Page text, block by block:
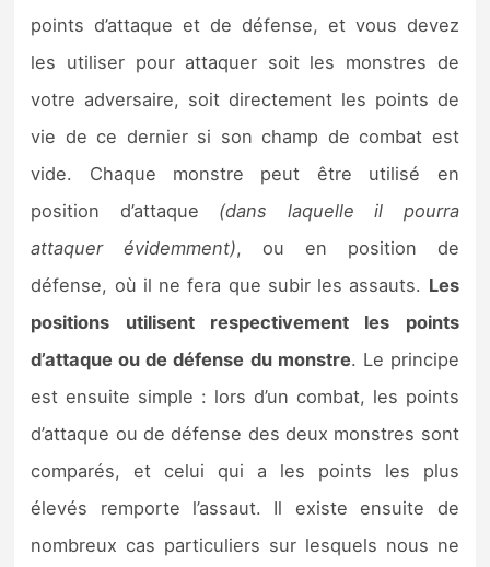
points d’attaque et de défense, et vous devez
les utiliser pour attaquer soit les monstres de
votre adversaire, soit directement les points de
vie de ce dernier si son champ de combat est
vide. Chaque monstre peut être utilisé en
position d’attaque (dans laquelle il pourra
attaquer évidemment), ou en position de
défense, où il ne fera que subir les assauts. Les
positions utilisent respectivement les points
d’attaque ou de défense du monstre. Le principe
est ensuite simple : lors d’un combat, les points
d’attaque ou de défense des deux monstres sont
comparés, et celui qui a les points les plus
élevés remporte l’assaut. Il existe ensuite de
nombreux cas particuliers sur lesquels nous ne